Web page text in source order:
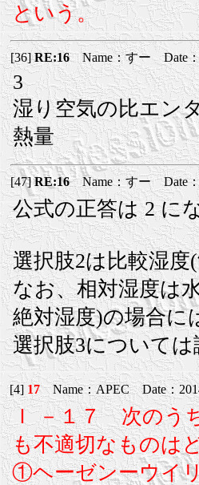
という。
[36]RE:16Name：すー Date：
3
湿り空気の比エン
熱量
[47]RE:16Name：すー Date：
公式の正答は 2 に
選択肢2は比較湿
なお、相対湿度は
絶対湿度)の場合に
選択肢3について
[4] 17Name：APEC Date：
Ｉ －１７ 次のう
も不適切なものは
①ヘーゼンーウイ